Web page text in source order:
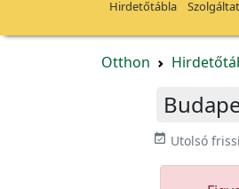
Hirdetőtábla
Otthon
event_available Utolsó